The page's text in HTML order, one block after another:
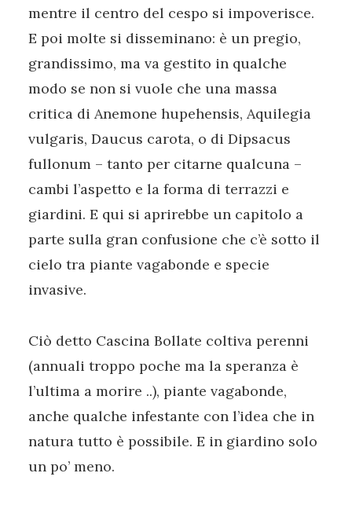
mentre il centro del cespo si impoverisce.
E poi molte si disseminano: è un pregio,
grandissimo, ma va gestito in qualche
modo se non si vuole che una massa
critica di Anemone hupehensis, Aquilegia
vulgaris, Daucus carota, o di Dipsacus
fullonum – tanto per citarne qualcuna –
cambi l’aspetto e la forma di terrazzi e
giardini. E qui si aprirebbe un capitolo a
parte sulla gran confusione che c’è sotto il
cielo tra piante vagabonde e specie
invasive.
Ciò detto Cascina Bollate coltiva perenni
(annuali troppo poche ma la speranza è
l’ultima a morire ..), piante vagabonde,
anche qualche infestante con l’idea che in
natura tutto è possibile. E in giardino solo
un po’ meno.